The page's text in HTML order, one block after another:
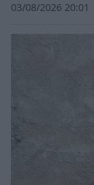
03/08/2026 20:01